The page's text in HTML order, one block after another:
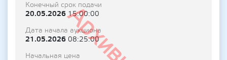
Конечный срок подачи
20.05.202615:00:00
Дата начала аукциона
21.05.2026 08:25:00
Начальная цена